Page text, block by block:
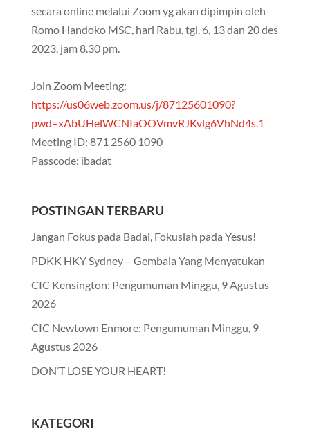
secara online melalui Zoom yg akan dipimpin oleh
Romo Handoko MSC, hari Rabu, tgl. 6, 13 dan 20 des
2023, jam 8.30 pm.
Join Zoom Meeting:
https://us06web.zoom.us/j/87125601090?
pwd=xAbUHelWCNIaOOVmvRJKvlg6VhNd4s.1
Meeting ID: 871 2560 1090
Passcode: ibadat
POSTINGAN TERBARU
Jangan Fokus pada Badai, Fokuslah pada Yesus!
PDKK HKY Sydney – Gembala Yang Menyatukan
CIC Kensington: Pengumuman Minggu, 9 Agustus
2026
CIC Newtown Enmore: Pengumuman Minggu, 9
Agustus 2026
DON’T LOSE YOUR HEART!
KATEGORI